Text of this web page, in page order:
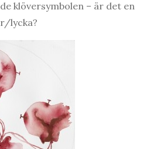
klöversymbolen – är det en
lycka?